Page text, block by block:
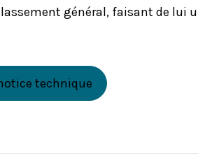
général, faisant de lui
technique